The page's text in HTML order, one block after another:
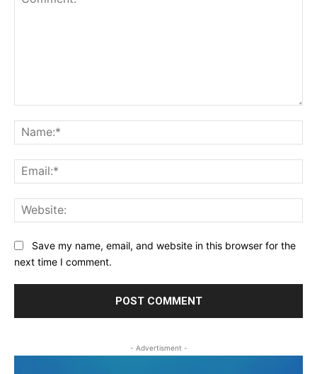
Save my name, email, and website in this browser for the
next time I comment.
- Advertisment -